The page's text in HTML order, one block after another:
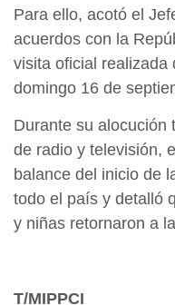
Para ello, acotó el
acuerdos con la
visita oficial realizada
domingo 16 de
Durante su alocución
de radio y televisión,
balance del inicio de
todo el país y detalló
y niñas retornaron a
T/MIPPCI